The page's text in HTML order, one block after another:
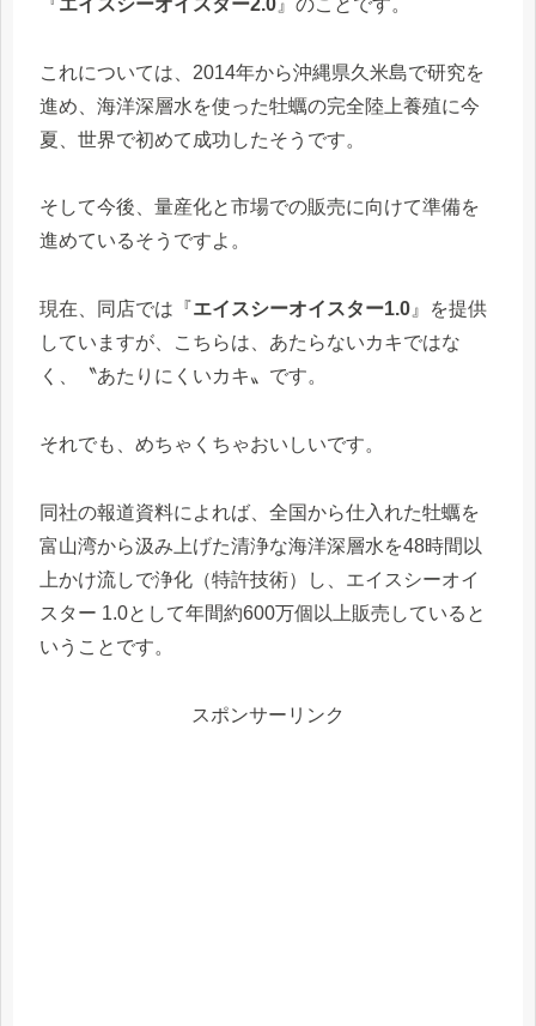
これについては、2014年から沖縄県久米島で研究を
進め、海洋深層水を使った牡蠣の完全陸上養殖に今
夏、世界で初めて成功したそうです。
そして今後、量産化と市場での販売に向けて準備を
進めているそうですよ。
現在、同店では『エイスシーオイスター1.0 』を提供
していますが、こちらは、あたらないカキではな
く、〝あたりにくいカキ〟です。
それでも、めちゃくちゃおいしいです。
同社の報道資料によれば、全国から仕入れた牡蠣を
富山湾から汲み上げた清浄な海洋深層水を48時間以
上かけ流しで浄化（特許技術）し、エイスシーオイ
スター 1.0として年間約600万個以上販売していると
いうことです。
スポンサーリンク